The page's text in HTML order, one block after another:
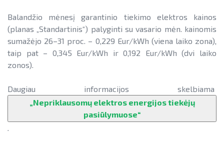
Balandžio mėnesį garantinio tiekimo elektros kainos
(planas „Standartinis“) palyginti su vasario mėn. kainomis
sumažėjo 26–31 proc. – 0,229 Eur/kWh (viena laiko zona),
taip pat – 0,345 Eur/kWh ir 0,192 Eur/kWh (dvi laiko
zonos).
Daugiau informacijos skelbiama
„Nepriklausomų elektros energijos tiekėjų
pasiūlymuose“